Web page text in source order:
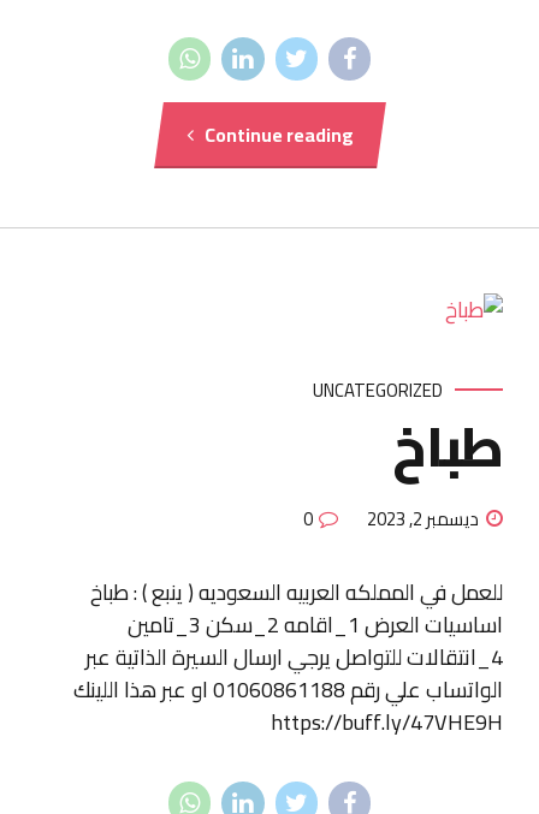
Continue reading
UNCATEGORIZED
طباخ
ديسمبر 2, 2023 0
للعمل في المملكه العربيه السعوديه ( ينبع ) : طباخ
اساسيات العرض 1_اقامه 2_سكن 3_تامين
4_انتقالات للتواصل يرجي ارسال السيرة الذاتية عبر
الواتساب علي رقم 01060861188 او عبر هذا اللينك
https://buff.ly/47VHE9H